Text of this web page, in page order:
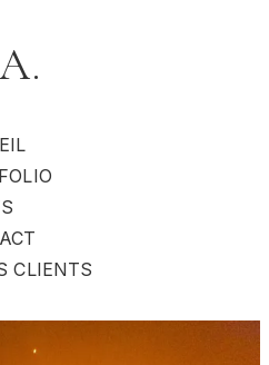
A.
CLIENTS